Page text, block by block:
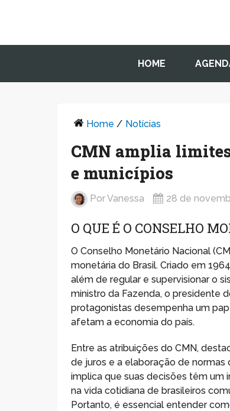
HOME
Home / Notícias
CMN amplia
e municípios
PorVanessa 28 de
O QUE É O CONSELHO
O Conselho Monetário Nacional
monetária do Brasil. Criado em
além de regular e supervisionar o
ministro da Fazenda, o presidente
protagonistas desempenha um
afetam a economia do país.
Entre as atribuições do CMN,
de juros e a elaboração de
implica que suas decisões têm um
na vida cotidiana de brasileiros
Portanto, é essencial entender